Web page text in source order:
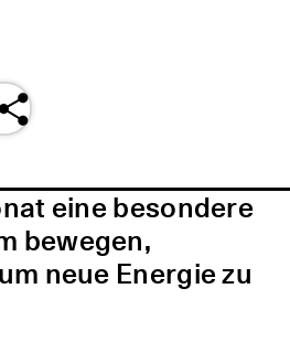
eine besondere
bewegen,
neue Energie zu